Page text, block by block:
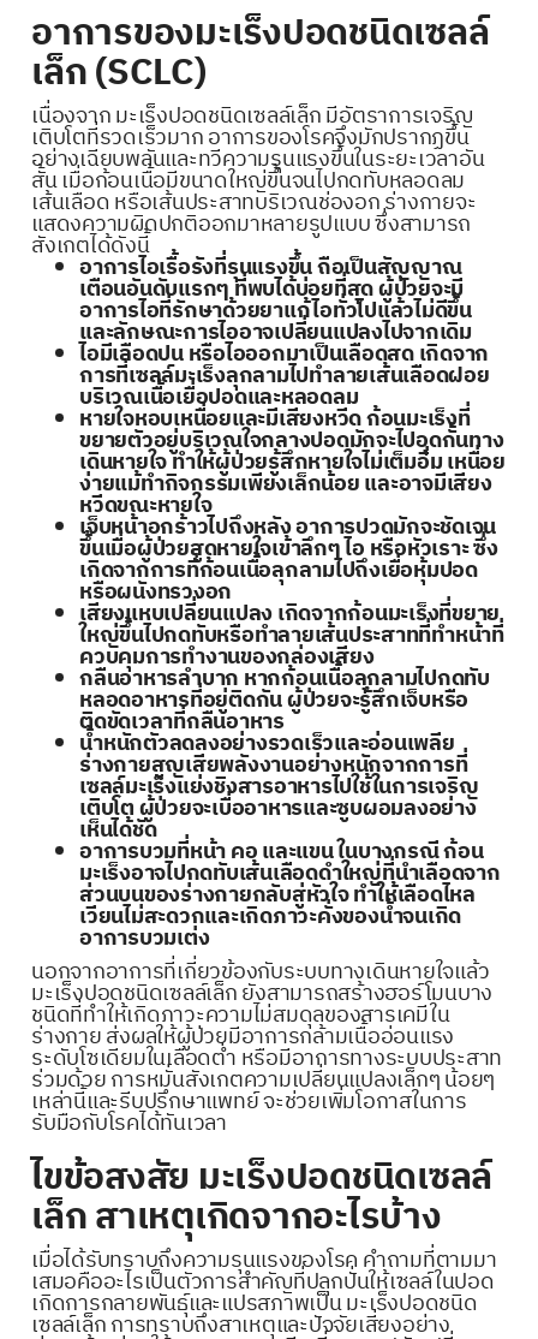
อาการของมะเร็งปอดชนิดเซลล์
เล็ก (SCLC)
เนื่องจาก มะเร็งปอดชนิดเซลล์เล็ก มีอัตราการเจริญ
เติบโตที่รวดเร็วมาก อาการของโรคจึงมักปรากฏขึ้น
อย่างเฉียบพลันและทวีความรุนแรงขึ้นในระยะเวลาอัน
สั้น เมื่อก้อนเนื้อมีขนาดใหญ่ขึ้นจนไปกดทับหลอดลม
เส้นเลือด หรือเส้นประสาทบริเวณช่องอก ร่างกายจะ
แสดงความผิดปกติออกมาหลายรูปแบบ ซึ่งสามารถ
สังเกตได้ดังนี้
อาการไอเรื้อรังที่รุนแรงขึ้น ถือเป็นสัญญาณ
เตือนอันดับแรกๆ ที่พบได้บ่อยที่สุด ผู้ป่วยจะมี
อาการไอที่รักษาด้วยยาแก้ไอทั่วไปแล้วไม่ดีขึ้น
และลักษณะการไออาจเปลี่ยนแปลงไปจากเดิม
ไอมีเลือดปน หรือไอออกมาเป็นเลือดสด เกิดจาก
การที่เซลล์มะเร็งลุกลามไปทำลายเส้นเลือดฝอย
บริเวณเนื้อเยื่อปอดและหลอดลม
หายใจหอบเหนื่อยและมีเสียงหวีด ก้อนมะเร็งที่
ขยายตัวอยู่บริเวณใจกลางปอดมักจะไปอุดกั้นทาง
เดินหายใจ ทำให้ผู้ป่วยรู้สึกหายใจไม่เต็มอิ่ม เหนื่อย
ง่ายแม้ทำกิจกรรมเพียงเล็กน้อย และอาจมีเสียง
หวีดขณะหายใจ
เจ็บหน้าอกร้าวไปถึงหลัง อาการปวดมักจะชัดเจน
ขึ้นเมื่อผู้ป่วยสูดหายใจเข้าลึกๆ ไอ หรือหัวเราะ ซึ่ง
เกิดจากการที่ก้อนเนื้อลุกลามไปถึงเยื่อหุ้มปอด
หรือผนังทรวงอก
เสียงแหบเปลี่ยนแปลง เกิดจากก้อนมะเร็งที่ขยาย
ใหญ่ขึ้นไปกดทับหรือทำลายเส้นประสาทที่ทำหน้าที่
ควบคุมการทำงานของกล่องเสียง
กลืนอาหารลำบาก หากก้อนเนื้อลุกลามไปกดทับ
หลอดอาหารที่อยู่ติดกัน ผู้ป่วยจะรู้สึกเจ็บหรือ
ติดขัดเวลาที่กลืนอาหาร
น้ำหนักตัวลดลงอย่างรวดเร็วและอ่อนเพลีย
ร่างกายสูญเสียพลังงานอย่างหนักจากการที่
เซลล์มะเร็งแย่งชิงสารอาหารไปใช้ในการเจริญ
เติบโต ผู้ป่วยจะเบื่ออาหารและซูบผอมลงอย่าง
เห็นได้ชัด
อาการบวมที่หน้า คอ และแขน ในบางกรณี ก้อน
มะเร็งอาจไปกดทับเส้นเลือดดำใหญ่ที่นำเลือดจาก
ส่วนบนของร่างกายกลับสู่หัวใจ ทำให้เลือดไหล
เวียนไม่สะดวกและเกิดภาวะคั่งของน้ำจนเกิด
อาการบวมเต่ง
นอกจากอาการที่เกี่ยวข้องกับระบบทางเดินหายใจแล้ว
มะเร็งปอดชนิดเซลล์เล็ก ยังสามารถสร้างฮอร์โมนบาง
ชนิดที่ทำให้เกิดภาวะความไม่สมดุลของสารเคมีใน
ร่างกาย ส่งผลให้ผู้ป่วยมีอาการกล้ามเนื้ออ่อนแรง
ระดับโซเดียมในเลือดต่ำ หรือมีอาการทางระบบประสาท
ร่วมด้วย การหมั่นสังเกตความเปลี่ยนแปลงเล็กๆ น้อยๆ
เหล่านี้และรีบปรึกษาแพทย์ จะช่วยเพิ่มโอกาสในการ
รับมือกับโรคได้ทันเวลา
ไขข้อสงสัย มะเร็งปอดชนิดเซลล์
เล็ก สาเหตุเกิดจากอะไรบ้าง
เมื่อได้รับทราบถึงความรุนแรงของโรค คำถามที่ตามมา
เสมอคืออะไรเป็นตัวการสำคัญที่ปลุกปั่นให้เซลล์ในปอด
เกิดการกลายพันธุ์และแปรสภาพเป็น มะเร็งปอดชนิด
เซลล์เล็ก การทราบถึงสาเหตุและปัจจัยเสี่ยงอย่าง